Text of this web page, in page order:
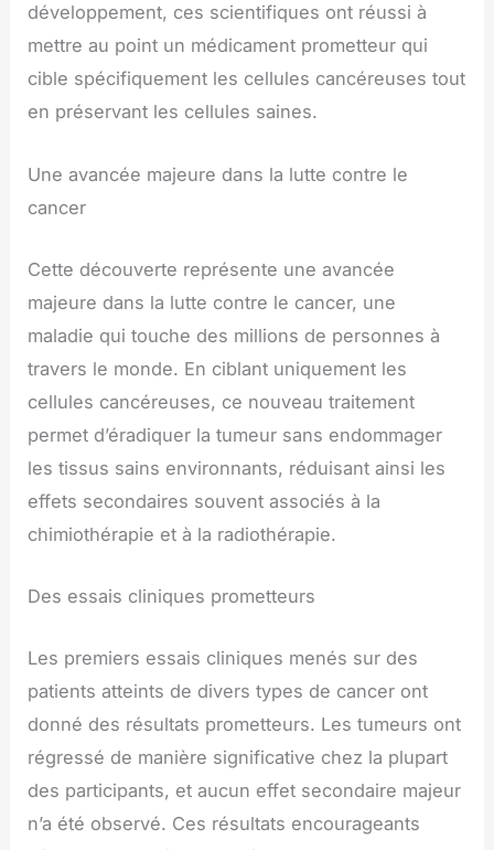
développement, ces scientifiques ont réussi à
mettre au point un médicament prometteur qui
cible spécifiquement les cellules cancéreuses tout
en préservant les cellules saines.
Une avancée majeure dans la lutte contre le
cancer
Cette découverte représente une avancée
majeure dans la lutte contre le cancer, une
maladie qui touche des millions de personnes à
travers le monde. En ciblant uniquement les
cellules cancéreuses, ce nouveau traitement
permet d’éradiquer la tumeur sans endommager
les tissus sains environnants, réduisant ainsi les
effets secondaires souvent associés à la
chimiothérapie et à la radiothérapie.
Des essais cliniques prometteurs
Les premiers essais cliniques menés sur des
patients atteints de divers types de cancer ont
donné des résultats prometteurs. Les tumeurs ont
régressé de manière significative chez la plupart
des participants, et aucun effet secondaire majeur
n’a été observé. Ces résultats encourageants